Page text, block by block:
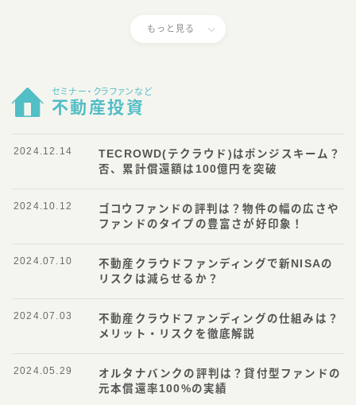
もっと見る
セミナー・クラファンなど
不動産投資
TECROWD(テクラウド)はポンジスキーム？
否、累計償還額は100億円を突破
2024.12.14
ゴコウファンドの評判は？物件の幅の広さや
ファンドのタイプの豊富さが好印象！
2024.10.12
不動産クラウドファンディングで新NISAの
リスクは減らせるか？
2024.07.10
不動産クラウドファンディングの仕組みは？
メリット・リスクを徹底解説
2024.07.03
オルタナバンクの評判は？貸付型ファンドの
元本償還率100%の実績
2024.05.29